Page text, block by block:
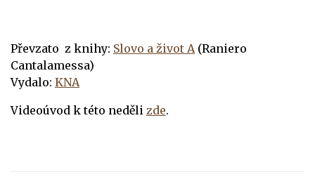
Převzato z knihy: Slovo a život A (Raniero
Cantalamessa)
Vydalo: KNA
Videoúvod k této neděli zde.